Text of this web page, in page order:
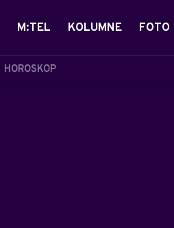
HOROSKOP
M:TEL KOLUMNE FOTO